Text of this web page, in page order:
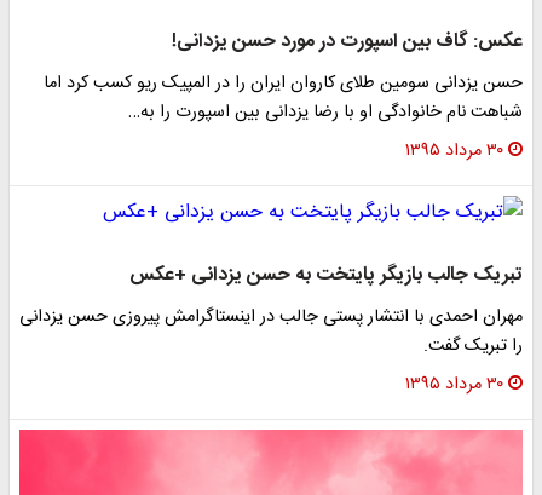
عکس: گاف بین اسپورت در مورد حسن یزدانی!
حسن یزدانی سومین طلای کاروان ایران را در المپیک ریو کسب کرد اما
شباهت نام خانوادگی او با رضا یزدانی بین اسپورت را به…
۳۰ مرداد ۱۳۹۵
تبریک جالب بازیگر پایتخت به حسن یزدانی +عکس
مهران احمدی با انتشار پستی جالب در اینستاگرامش پیروزی حسن یزدانی
را تبریک گفت.
۳۰ مرداد ۱۳۹۵